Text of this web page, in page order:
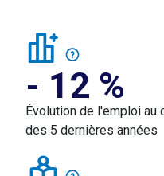
- 12 %
Évolution de l'emploi au
des 5 dernières années